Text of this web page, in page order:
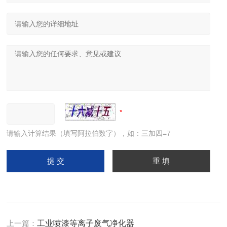
请输入计算结果（填写阿拉伯数字），如：三加四=7
上一篇： 工业喷漆等离子废气净化器